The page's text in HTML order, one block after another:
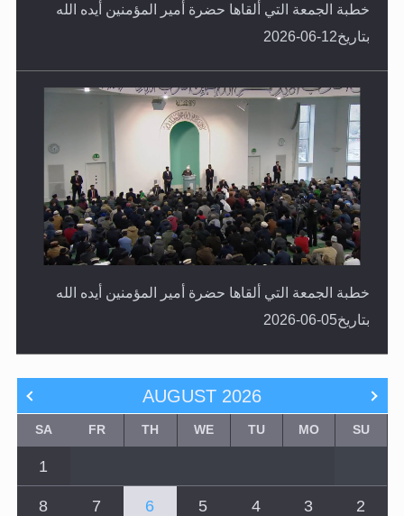
خطبة الجمعة التي ألقاها حضرة أمير المؤمنين أيده الله
بتاريخ12-06-2026
خطبة الجمعة التي ألقاها حضرة أمير المؤمنين أيده الله
بتاريخ05-06-2026
AUGUST 2026
SU
MO
TU
WE
TH
FR
SA
1
2
3
4
5
6
7
8